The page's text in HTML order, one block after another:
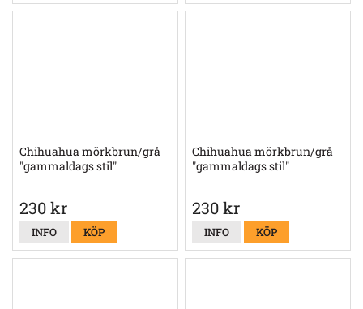
Chihuahua mörkbrun/grå
"gammaldags stil"
230 kr
INFO KÖP
Chihuahua mörkbrun/grå
"gammaldags stil"
230 kr
INFO KÖP